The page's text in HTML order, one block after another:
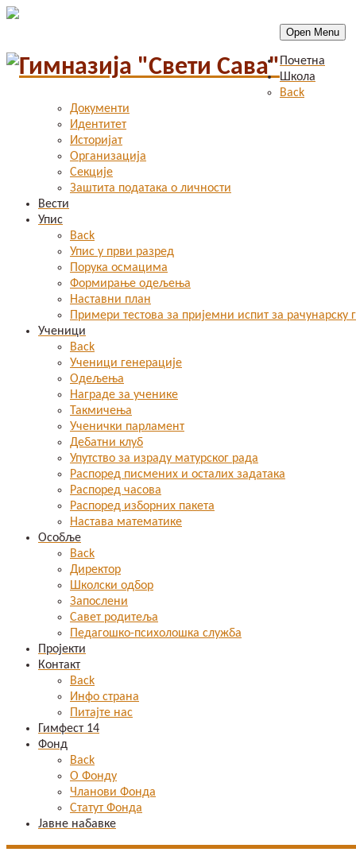
Open Menu
Почетна
Школа
Back
Документи
Идентитет
Историјат
Организација
Секције
Заштита података о личности
Вести
Упис
Back
Упис у први разред
Порука осмацима
Формирање одељења
Наставни план
Примери тестова за пријемни испит за рачунарску
Ученици
Back
Ученици генерације
Одељења
Награде за ученике
Такмичења
Ученички парламент
Дебатни клуб
Упутство за израду матурског рада
Распоред писмених и осталих задатака
Распоред часова
Распоред изборних пакета
Настава математике
Особље
Back
Директор
Школски одбор
Запослени
Савет родитеља
Педагошко-психолошка служба
Пројекти
Контакт
Back
Инфо страна
Питајте нас
Гимфест 14
Фонд
Back
О Фонду
Чланови Фонда
Статут Фонда
Јавне набавке